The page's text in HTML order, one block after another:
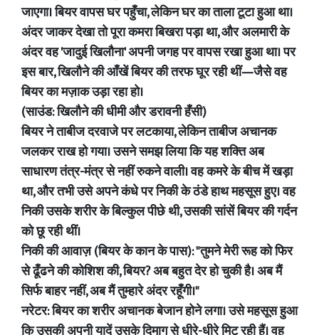
जाएगा। बियर वापस घर पहुँचा, लेकिन घर का ताला टूटा हुआ था।
अंदर जाकर देखा तो पूरा कमरा बिखरा पड़ा था, और अलमारी के
अंदर वह 'जादुई खिलौना' अपनी जगह पर वापस रखा हुआ था। पर
इस बार, खिलौने की आँखें बियर की तरफ घूर रही थीं—जैसे वह
बियर का मज़ाक उड़ा रहा हो।
(साउंड: खिलौने की धीमी और डरावनी हँसी)
बियर ने ताबीज दरवाजे पर लटकाया, लेकिन ताबीज अचानक
जलकर राख हो गया। उसने समझ लिया कि यह शक्ति अब
साधारण तंत्र-मंत्र से नहीं रुकने वाली। वह कमरे के बीच में खड़ा
था, और तभी उसे अपने कंधे पर निकी के ठंडे हाथ महसूस हुए। वह
निकी उसके शरीर के बिल्कुल पीछे थी, उसकी सांसें बियर की गर्दन
को छू रही थीं।
निकी की आवाज़ (बियर के कान के पास): "तुमने मेरी रूह को फिर
से ढूँढने की कोशिश की, बियर? अब बहुत देर हो चुकी है। अब मैं
सिर्फ बाहर नहीं, अब मैं तुम्हारे अंदर रहूँगी।"
नरेटर: बियर का शरीर अचानक बेजान होने लगा। उसे महसूस हुआ